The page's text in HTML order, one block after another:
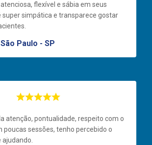
flexível e sábia em seus
super simpática e transparece gostar
Paulo - SP
atenção, pontualidade, respeito com o
poucas sessões, tenho percebido o